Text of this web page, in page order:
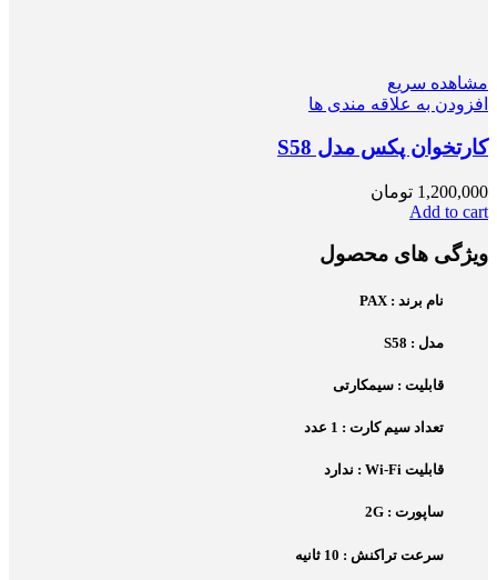
مشاهده سریع
افزودن به علاقه مندی ها
کارتخوان پکس مدل S58
1,200,000 تومان
Add to cart
ویژگی های محصول
نام برند : PAX
مدل : S58
قابلیت : سیمکارتی
تعداد سیم کارت : 1 عدد
قابلیت Wi-Fi : ندارد
ساپورت : 2G
سرعت تراکنش : 10 ثانیه